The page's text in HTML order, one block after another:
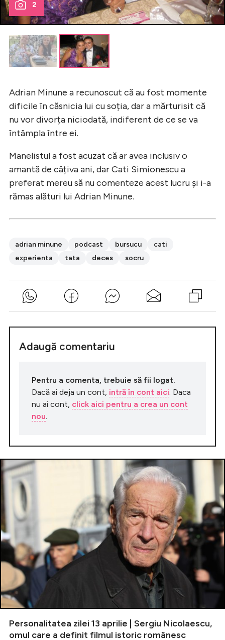
2
Adrian Minune a recunoscut că au fost momente
dificile în căsnicia lui cu soția, dar a mărturisit că
nu vor divorța niciodată, indiferent de ce se va
întâmpla între ei.
Manelistul a fost acuzat că ar avea inclusiv o
amantă de câțiva ani, dar Cati Simionescu a
preferat mereu să nu comenteze acest lucru și i-a
rămas alături lui Adrian Minune.
adrian minune podcast bursucu
cati
experienta
tata deces socru
Adaugă comentariu
Pentru a comenta, trebuie să fii logat.
Dacă ai deja un cont, intră în cont aici. Daca
nu ai cont, click aici pentru a crea un cont
nou.
Personalitatea zilei 13 aprilie | Sergiu Nicolaescu,
omul care a definit filmul istoric românesc